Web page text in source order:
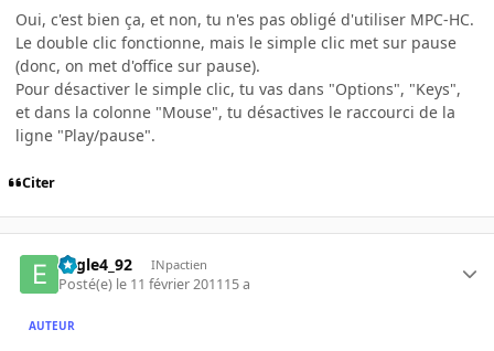
Oui, c'est bien ça, et non, tu n'es pas obligé d'utiliser MPC-HC.
Le double clic fonctionne, mais le simple clic met sur pause
(donc, on met d'office sur pause).
Pour désactiver le simple clic, tu vas dans "Options", "Keys",
et dans la colonne "Mouse", tu désactives le raccourci de la
ligne "Play/pause".
Citer
Eagle4_92 INpactien
Posté(e) le 11 février 201115 a
AUTEUR